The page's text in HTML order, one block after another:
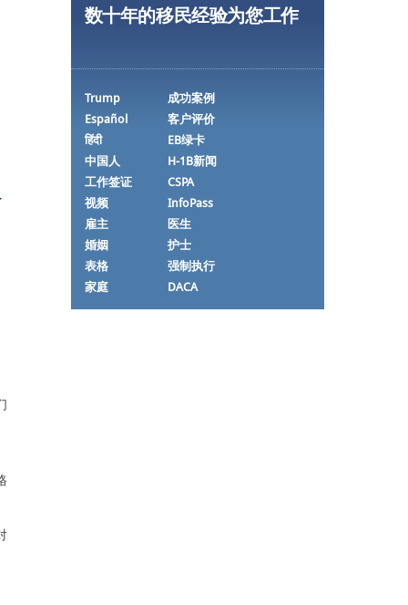
数十年的移民经验为您工作
Trump
Español
हिंदी
中国人
工作签证
视频
雇主
婚姻
表格
家庭
成功案例
客户评价
EB绿卡
H-1B新闻
CSPA
InfoPass
医生
护士
强制执行
DACA